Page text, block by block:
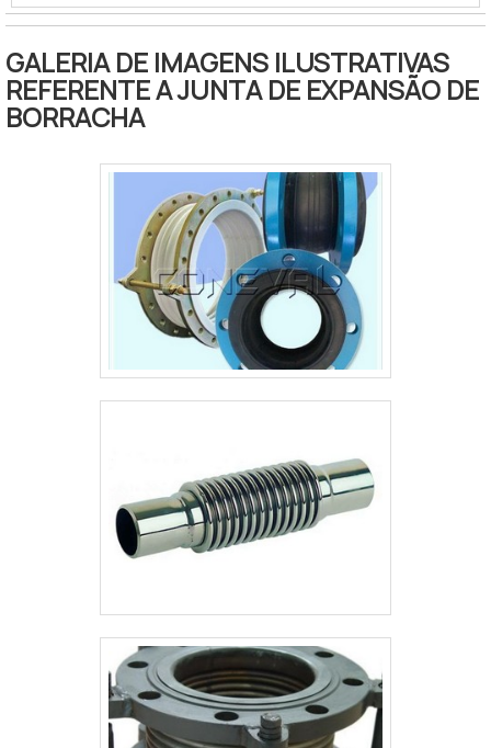
vibrações. O eletroduto metálico
ou latão, nos diâmetros de 1/2 a 4 (14
a 95 mm), montado com terminais
nas opções tipo macho fixo, fêmea
com rosca BSPT ou NPT, e
comprimentos de acordo com a
necessidade da instalação. O
eletroduto metálico modelo
Eletroprov®-Latão (certificado TÜV
13.1210 para marcação Ex
IIB+H2Equipamentos elétricos para
atmosfera explosiva - requisitos
gerais, certificados pela
curvatura é de 270 a 900 mm
(flexão) e de 50 a 300 mm (estático).
Solicite um orçamento do eletroduto
metálico clicando abaixo.
GALERIA DE IMAGENS ILUSTRATIVAS
REFERENTE A JUNTA DE EXPANSÃO DE
BORRACHA